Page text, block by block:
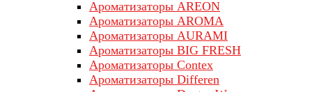
Ароматизаторы AREON
Ароматизаторы AROMA
Ароматизаторы AURAMI
Ароматизаторы BIG FRESH
Ароматизаторы Contex
Ароматизаторы Differen